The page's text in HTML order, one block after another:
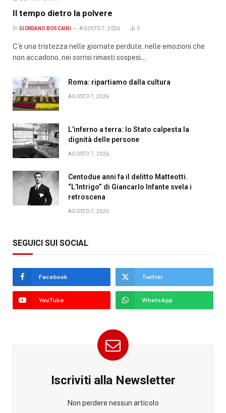
Il tempo dietro la polvere
DI GIORDANO BOSCAINI AGOSTO 7, 2026 5
C’è una tristezza nelle giornate perdute, nelle emozioni che
non accadono, nei sorrisi rimasti sospesi…
Roma: ripartiamo dalla cultura
AGOSTO 7, 2026
L’inferno a terra: lo Stato calpesta la
dignità delle persone
AGOSTO 7, 2026
Centodue anni fa il delitto Matteotti.
“L’Intrigo” di Giancarlo Infante svela i
retroscena
AGOSTO 7, 2026
SEGUICI SUI SOCIAL
Facebook Twitter
YouTube WhatsApp
Iscriviti alla Newsletter
Non perdere nessun articolo